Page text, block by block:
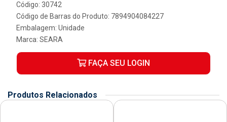
Código: 30742
Código de Barras do Produto: 7894904084227
Embalagem: Unidade
Marca: SEARA
FAÇA SEU LOGIN
Produtos Relacionados